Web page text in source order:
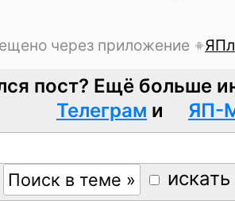
через приложение
пост? Ещё больше
Телеграм и ЯП-